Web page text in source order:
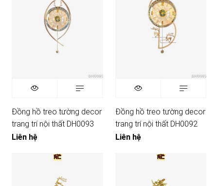
Đồng hồ treo tường decor
trang trí nội thất DH0093
Liên hệ
Đồng hồ treo tường decor
trang trí nội thất DH0092
Liên hệ